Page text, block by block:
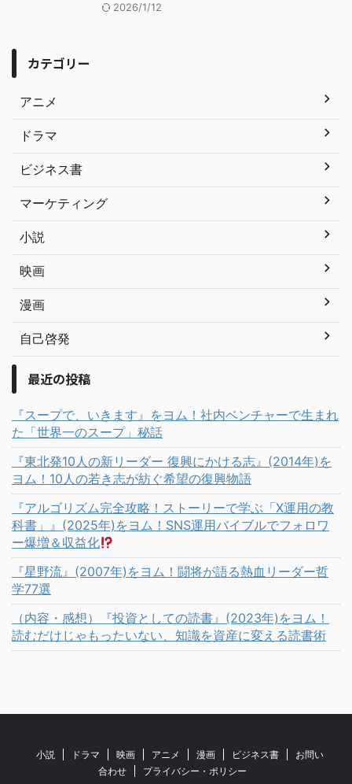
2026/1/12
カテゴリー
アニメ
ドラマ
ビジネス書
マーケティング
小説
映画
漫画
自己啓発
最近の投稿
『スープで、いきます』をヨム！社内ベンチャーで生まれ
た「世界一のスープ」秘話
『東北発10人の新リーダー 復興にかける志』(2014年)を
ヨム！10人の若き志が紡ぐ希望の復興物語
『アルゴリズム完全攻略！ストーリーで学ぶ「X運用の教
科書」』(2025年)をヨム！SNS運用バイブルでフォロワ
ー爆増＆収益化
『星野流』(2007年)をヨム！闘将が語る熱血リーダー哲
学77選
（内容・感想）『投資としての読書』(2023年)をヨム！
読むだけじゃもったいない、知識を資産に変える読書術
小説 ドラマ 映画 アニメ 漫画 ビジネス書
お問い
合わせ
プライバシー・ポリシー